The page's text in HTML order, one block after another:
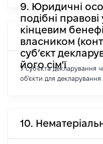
9. Юридичні
подібні
кінцевим
власником
суб’єкт
його сім'ї
У суб'єкта декларування
об'єкти для декларування
10.